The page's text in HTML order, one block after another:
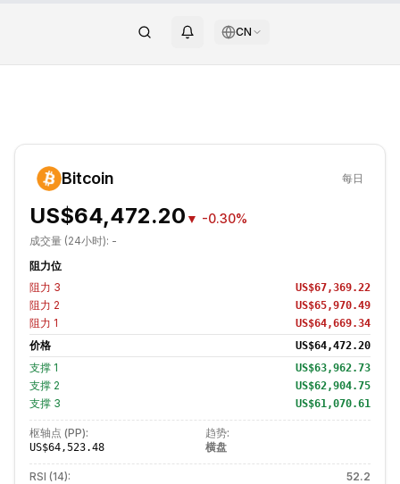
CN
Bitcoin 每日
US$64,472.20 ▼ -0.30%
成交量 (24小时): -
阻力位
阻力 3 US$67,369.22
阻力 2 US$65,970.49
阻力 1 US$64,669.34
价格 US$64,472.20
支撑 1 US$63,962.73
支撑 2 US$62,904.75
支撑 3 US$61,070.61
枢轴点 (PP):
US$64,523.48
趋势:
横盘
RSI (14): 52.2